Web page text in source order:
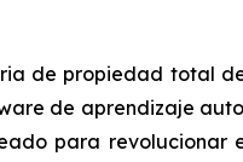
de propiedad total
de aprendizaje
para revolucionar